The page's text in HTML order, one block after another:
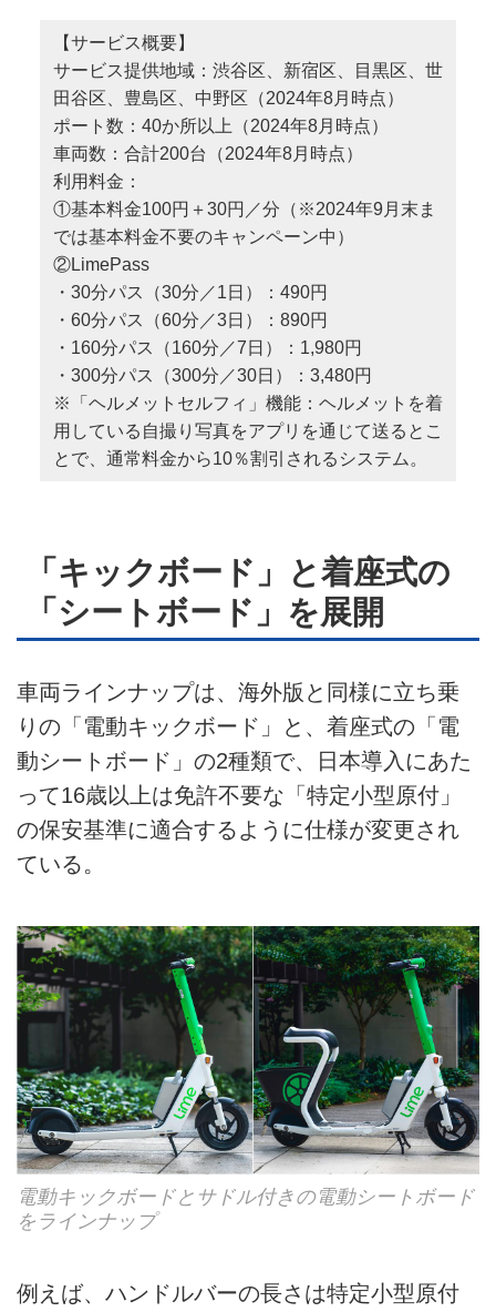
【サービス概要】
サービス提供地域：渋谷区、新宿区、目黒区、世
田谷区、豊島区、中野区（2024年8月時点）
ポート数：40か所以上（2024年8月時点）
車両数：合計200台（2024年8月時点）
利用料金：
①基本料金100円＋30円／分（※2024年9月末ま
では基本料金不要のキャンペーン中）
②LimePass
・30分パス（30分／1日）：490円
・60分パス（60分／3日）：890円
・160分パス（160分／7日）：1,980円
・300分パス（300分／30日）：3,480円
※「ヘルメットセルフィ」機能：ヘルメットを着
用している自撮り写真をアプリを通じて送るとこ
とで、通常料金から10％割引されるシステム。
「キックボード」と着座式の
「シートボード」を展開
車両ラインナップは、海外版と同様に立ち乗
りの「電動キックボード」と、着座式の「電
動シートボード」の2種類で、日本導入にあた
って16歳以上は免許不要な「特定小型原付」
の保安基準に適合するように仕様が変更され
ている。
電動キックボードとサドル付きの電動シートボード
をラインナップ
例えば、ハンドルバーの長さは特定小型原付